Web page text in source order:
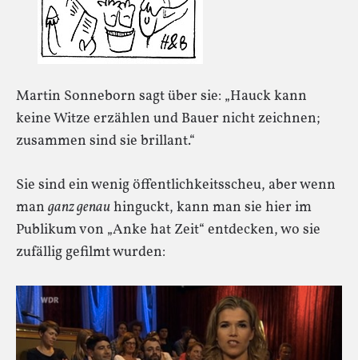
Martin Sonneborn sagt über sie: „Hauck kann
keine Witze erzählen und Bauer nicht zeichnen;
zusammen sind sie brillant.“
Sie sind ein wenig öffentlichkeitsscheu, aber wenn
man ganz genauhinguckt, kann man sie hier im
Publikum von „Anke hat Zeit“ entdecken, wo sie
zufällig gefilmt wurden: